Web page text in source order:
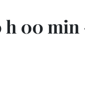
h 00 min